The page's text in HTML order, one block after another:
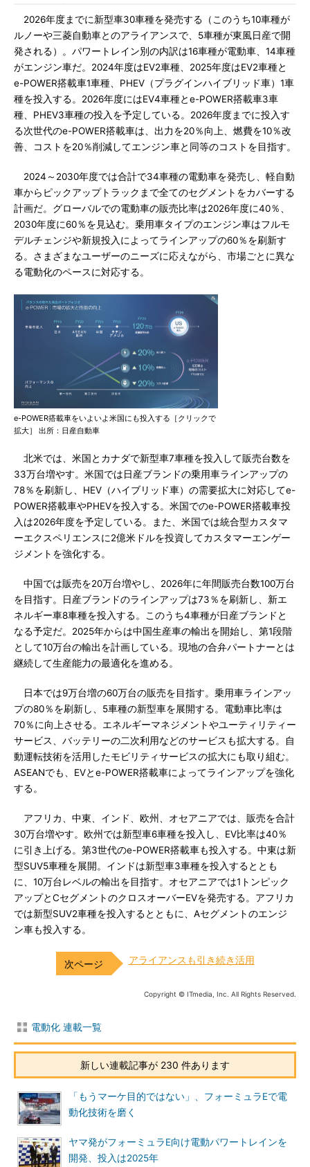
2026年度までに新型車30車種を発売する（このうち10車種が
ルノーや三菱自動車とのアライアンスで、5車種が東風日産で開
発される）。パワートレイン別の内訳は16車種が電動車、14車種
がエンジン車だ。2024年度はEV2車種、2025年度はEV2車種と
e-POWER搭載車1車種、PHEV（プラグインハイブリッド車）1車
種を投入する。2026年度にはEV4車種とe-POWER搭載車3車
種、PHEV3車種の投入を予定している。2026年度までに投入す
る次世代のe-POWER搭載車は、出力を20％向上、燃費を10％改
善、コストを20％削減してエンジン車と同等のコストを目指す。
2024～2030年度では合計で34車種の電動車を発売し、軽自動
車からピックアップトラックまで全てのセグメントをカバーする
計画だ。グローバルでの電動車の販売比率は2026年度に40％、
2030年度に60％を見込む。乗用車タイプのエンジン車はフルモ
デルチェンジや新規投入によってラインアップの60％を刷新す
る。さまざまなユーザーのニーズに応えながら、市場ごとに異な
る電動化のペースに対応する。
e-POWER搭載車をいよいよ米国にも投入する［クリックで
拡大］ 出所：日産自動車
北米では、米国とカナダで新型車7車種を投入して販売台数を
33万台増やす。米国では日産ブランドの乗用車ラインアップの
78％を刷新し、HEV（ハイブリッド車）の需要拡大に対応してe-
POWER搭載車やPHEVを投入する。米国でのe-POWER搭載車投
入は2026年度を予定している。また、米国では統合型カスタマ
ーエクスペリエンスに2億米ドルを投資してカスタマーエンゲー
ジメントを強化する。
中国では販売を20万台増やし、2026年に年間販売台数100万台
を目指す。日産ブランドのラインアップは73％を刷新し、新エ
ネルギー車8車種を投入する。このうち4車種が日産ブランドと
なる予定だ。2025年からは中国生産車の輸出を開始し、第1段階
として10万台の輸出を計画している。現地の合弁パートナーとは
継続して生産能力の最適化を進める。
日本では9万台増の60万台の販売を目指す。乗用車ラインアッ
プの80％を刷新し、5車種の新型車を展開する。電動車比率は
70％に向上させる。エネルギーマネジメントやユーティリティー
サービス、バッテリーの二次利用などのサービスも拡大する。自
動運転技術を活用したモビリティサービスの拡大にも取り組む。
ASEANでも、EVとe-POWER搭載車によってラインアップを強化
する。
アフリカ、中東、インド、欧州、オセアニアでは、販売を合計
30万台増やす。欧州では新型車6車種を投入し、EV比率は40％
に引き上げる。第3世代のe-POWER搭載車も投入する。中東は新
型SUV5車種を展開。インドは新型車3車種を投入するととも
に、10万台レベルの輸出を目指す。オセアニアでは1トンピック
アップとCセグメントのクロスオーバーEVを発売する。アフリカ
では新型SUV2車種を投入するとともに、Aセグメントのエンジ
ン車も投入する。
アライアンスも引き続き活用
Copyright © ITmedia, Inc. All Rights Reserved.
電動化 連載一覧
新しい連載記事が 230 件あります
「もうマーケ目的ではない」、フォーミュラEで電
動化技術を磨く
ヤマ発がフォーミュラE向け電動パワートレインを
開発、投入は2025年